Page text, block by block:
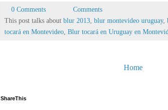
0 Comments
Comments
This post talks about blur 2013 blur montevideo uruguay,
tocará en Montevideo Blur tocará en Uruguay en
Home
ShareThis